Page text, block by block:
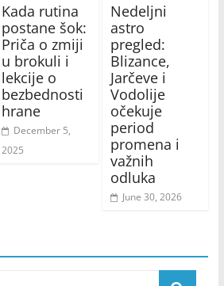
Kada rutina
postane šok:
Priča o zmiji
u brokuli i
lekcije o
bezbednosti
hrane
December 5,
2025
Nedeljni
astro
pregled:
Blizance,
Jarčeve i
Vodolije
očekuje
period
promena i
važnih
odluka
June 30, 2026